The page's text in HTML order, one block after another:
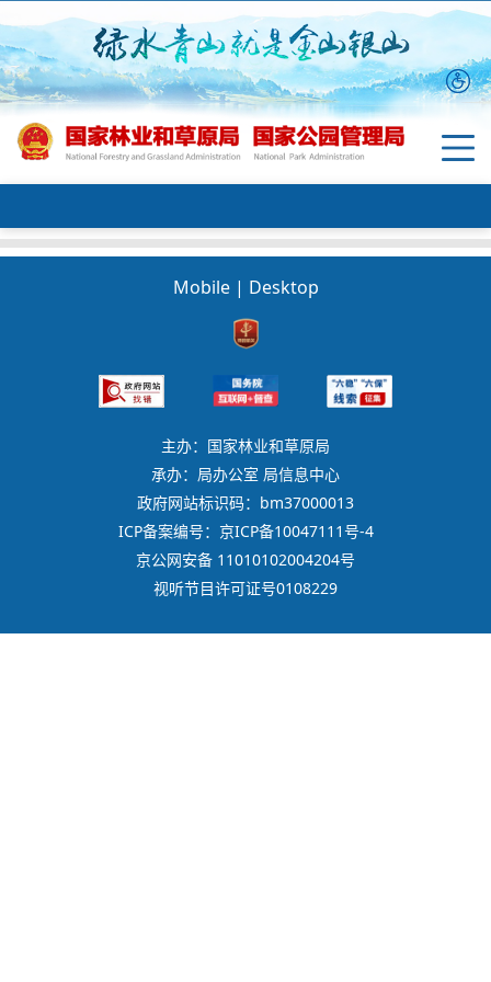
Mobile | Desktop
主办：国家林业和草原局
承办：局办公室 局信息中心
政府网站标识码：bm37000013
ICP备案编号：京ICP备10047111号-4
京公网安备 11010102004204号
视听节目许可证号0108229